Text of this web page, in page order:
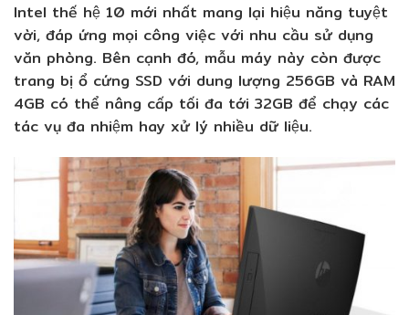
Intel thế hệ 10 mới nhất mang lại hiệu năng tuyệt
vời, đáp ứng mọi công việc với nhu cầu sử dụng
văn phòng. Bên cạnh đó, mẫu máy này còn được
trang bị ổ cứng SSD với dung lượng 256GB và RAM
4GB có thể nâng cấp tối đa tới 32GB để chạy các
tác vụ đa nhiệm hay xử lý nhiều dữ liệu.